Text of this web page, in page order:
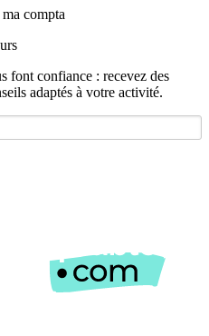
compta
font confiance : recevez des
adaptés à votre activité.